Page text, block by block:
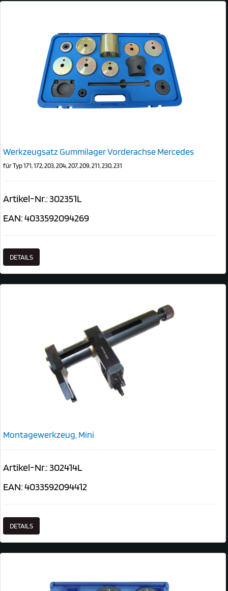
Werkzeugsatz Gummilager Vorderachse Mercedes
für Typ 171, 172, 203, 204, 207, 209, 211, 230, 231
Artikel-Nr.: 302351L
EAN: 4033592094269
DETAILS
Montagewerkzeug, Mini
Artikel-Nr.: 302414L
EAN: 4033592094412
DETAILS